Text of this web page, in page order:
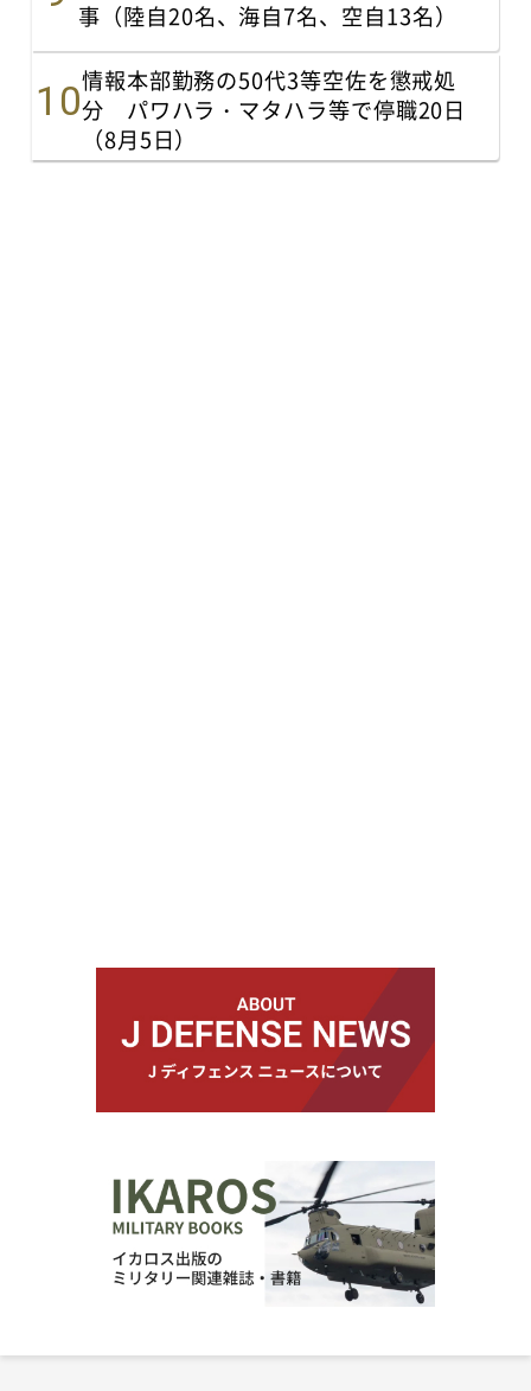
事（陸自20名、海自7名、空自13名）
情報本部勤務の50代3等空佐を懲戒処
分 パワハラ・マタハラ等で停職20日
（8月5日）